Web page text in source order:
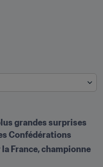
grandes surprises
Confédérations
France, championne